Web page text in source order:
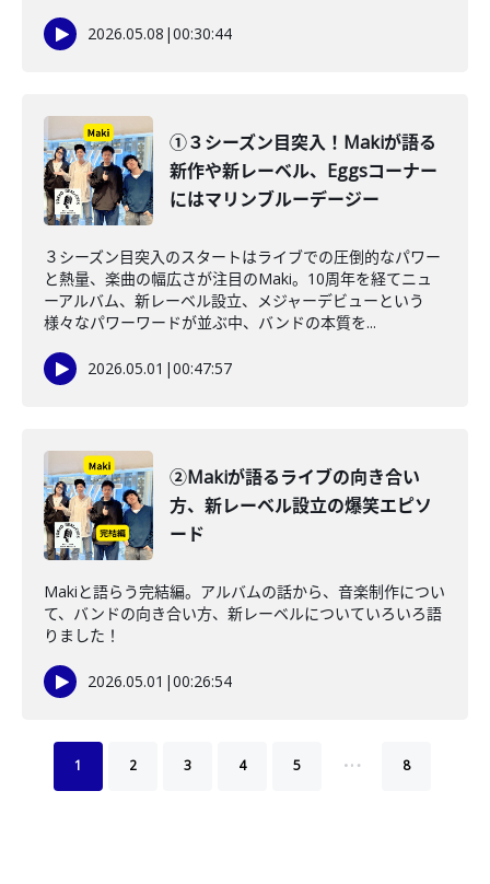
2026.05.08 |00:30:44
①３シーズン目突入！Makiが語る
新作や新レーベル、Eggsコーナー
にはマリンブルーデージー
３シーズン目突入のスタートはライブでの圧倒的なパワー
と熱量、楽曲の幅広さが注目のMaki。10周年を経てニュ
ーアルバム、新レーベル設立、メジャーデビューという
様々なパワーワードが並ぶ中、バンドの本質を...
2026.05.01 |00:47:57
②Makiが語るライブの向き合い
方、新レーベル設立の爆笑エピソ
ード
Makiと語らう完結編。アルバムの話から、音楽制作につい
て、バンドの向き合い方、新レーベルについていろいろ語
りました！
2026.05.01 |00:26:54
1 2 3 4 5 … 8